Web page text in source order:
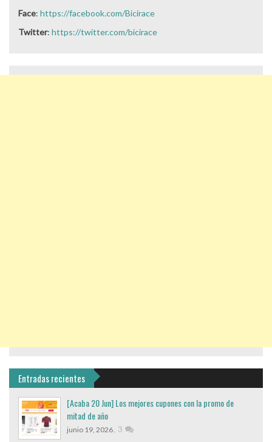
Face: https://facebook.com/Bicirace
Twitter: https://twitter.com/bicirace
Entradas recientes
[Acaba 20 Jun] Los mejores cupones con la promo de
mitad de año
junio 19, 2026, 3